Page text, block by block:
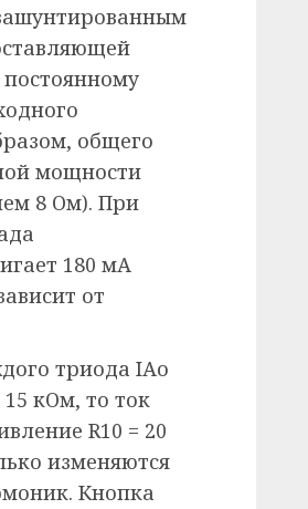
общего
мощности
8 Ом). При
180 мА
от
триода IАо
кОм, то ток
R10 = 20
изменяются
Кнопка